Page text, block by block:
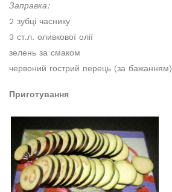
Заправка:
2 зубці часнику
3 ст.л. оливкової олії
зелень за смаком
червоний гострий перець (за бажанням)
Приготування